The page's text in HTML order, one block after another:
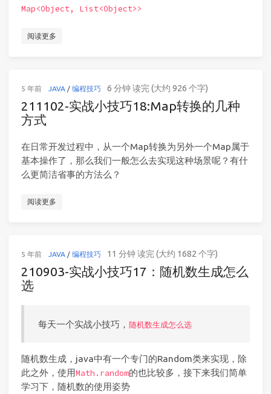
Map<Object, List<Object>>
阅读更多
5 年前 JAVA / 编程技巧 6 分钟 读完 (大约 926 个字)
211102-实战小技巧18:Map转换的几种
方式
在日常开发过程中，从一个Map转换为另外一个Map属于
基本操作了，那么我们一般怎么去实现这种场景呢？有什
么更简洁省事的方法么？
阅读更多
5 年前 JAVA/ 编程技巧 11 分钟 读完 (大约 1682 个字)
210903-实战小技巧17：随机数生成怎么
选
每天一个实战小技巧，随机数生成怎么选
随机数生成，java中有一个专门的Random类来实现，除
此之外，使用Math.random的也比较多，接下来我们简单
学习下，随机数的使用姿势